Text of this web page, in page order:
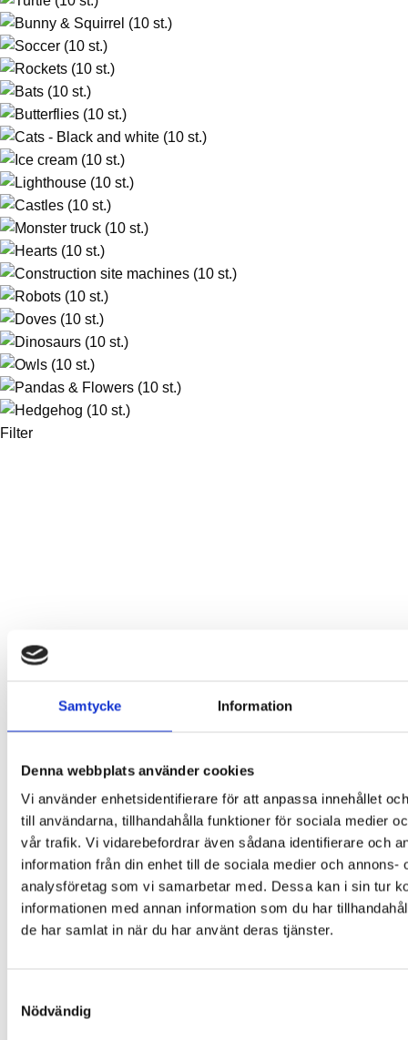
Samtycke Information
Denna webbplats använder cookies
Vi använder enhetsidentifierare för att anpassa innehållet
till användarna, tillhandahålla funktioner för sociala medier
vår trafik. Vi vidarebefordrar även sådana identifierare och
information från din enhet till de sociala medier och annons-
analysföretag som vi samarbetar med. Dessa kan i sin tur
informationen med annan information som du har
de har samlat in när du har använt deras tjänster.
Nödvändig
Filter